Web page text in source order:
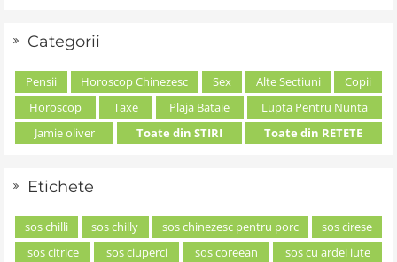
Categorii
Pensii Horoscop Chinezesc Sex Alte Sectiuni
Copii
Horoscop
Taxe Plaja Bataie
Lupta Pentru Nunta
Jamie oliver
Toate din STIRI Toate din RETETE
Etichete
sos chilli sos chilly sos chinezesc pentru porc
sos cirese
sos citrice
sos ciuperci sos coreean sos cu ardei iute